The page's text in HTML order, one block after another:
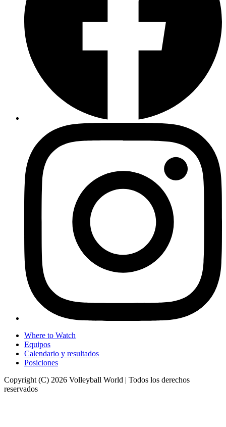
Where to Watch
Equipos
Calendario y resultados
Posiciones
Copyright (C) 2026 Volleyball World | Todos los derechos
reservados